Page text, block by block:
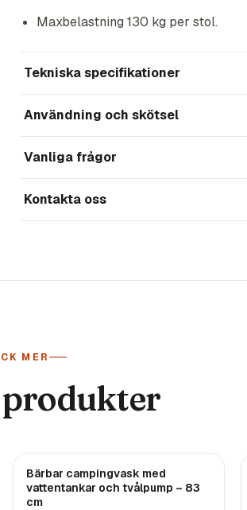
Maxbelastning 130 kg per stol.
Tekniska specifikationer
Användning och skötsel
Vanliga frågor
Kontakta oss
MER
Bärbar campingvask med
vattentankar och tvålpump – 83
cm